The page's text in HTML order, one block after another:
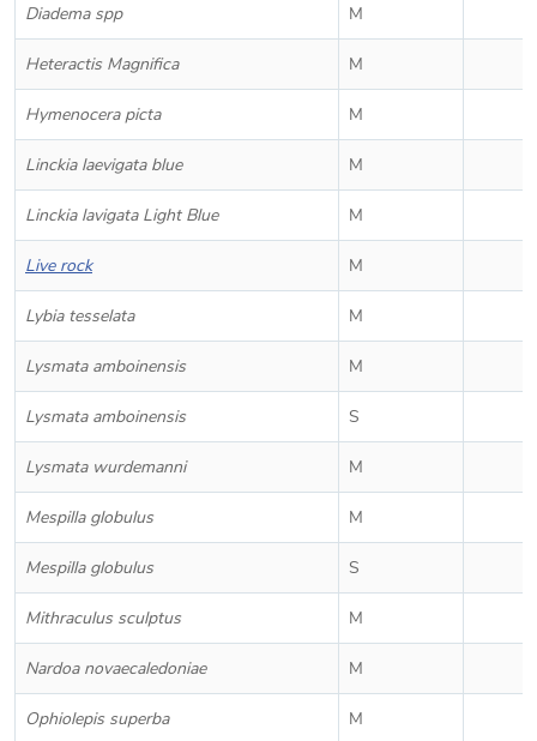
Diadema spp M
Heteractis Magnifica M
Hymenocera picta M
Linckia laevigata blue M
Linckia lavigata Light Blue M
Live rock M
Lybia tesselata M
Lysmata amboinensis M
Lysmata amboinensis S
Lysmata wurdemanni M
Mespilla globulus M
Mespilla globulus S
Mithraculus sculptus M
Nardoa novaecaledoniae M
Ophiolepis superba M